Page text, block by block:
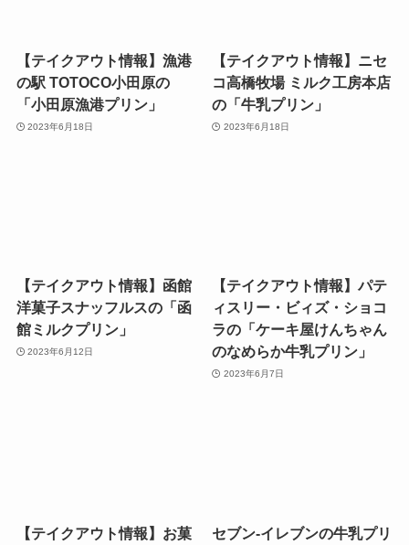
【テイクアウト情報】漁港
の駅 TOTOCO小田原の
「小田原漁港プリン」
2023年6月18日
【テイクアウト情報】​ニセ
コ高橋牧場 ミルク工房本店
の「牛乳プリン」
2023年6月18日
【テイクアウト情報】函館
洋菓子スナッフルスの「函
館ミルクプリン」
2023年6月12日
【テイクアウト情報】パテ
ィスリー・ビィズ・ショコ
ラの「ケーキ屋けんちゃん
のなめらか牛乳プリン」
2023年6月7日
【テイクアウト情報】お菓
セブン-イレブンの牛乳プリ